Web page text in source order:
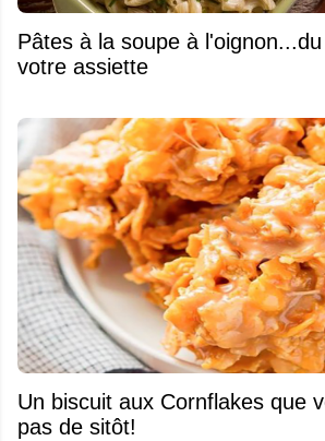
Pâtes à la soupe à
votre assiette
Un biscuit aux Cornflakes que
pas de sitôt!